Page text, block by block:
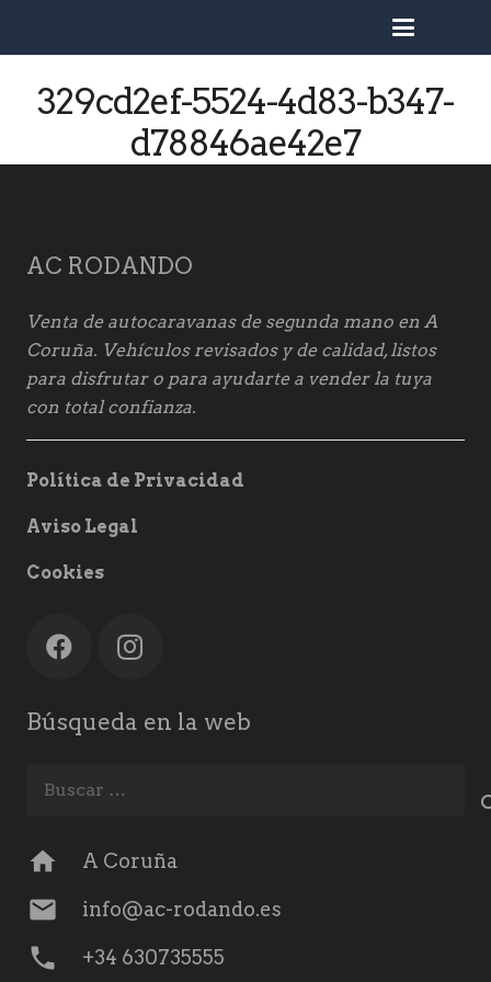
329cd2ef-5524-4d83-b347-
d78846ae42e7
AC RODANDO
Venta de autocaravanas de segunda mano en A
Coruña. Vehículos revisados y de calidad, listos
para disfrutar o para ayudarte a vender la tuya
con total confianza.
Política de Privacidad
Aviso Legal
Cookies
Búsqueda en la web
home A Coruña
mail info@ac-rodando.es
phone +34 630735555